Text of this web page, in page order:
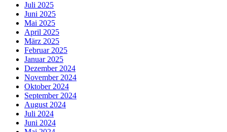
Juli 2025
Juni 2025
Mai 2025
April 2025
März 2025
Februar 2025
Januar 2025
Dezember 2024
November 2024
Oktober 2024
September 2024
August 2024
Juli 2024
Juni 2024